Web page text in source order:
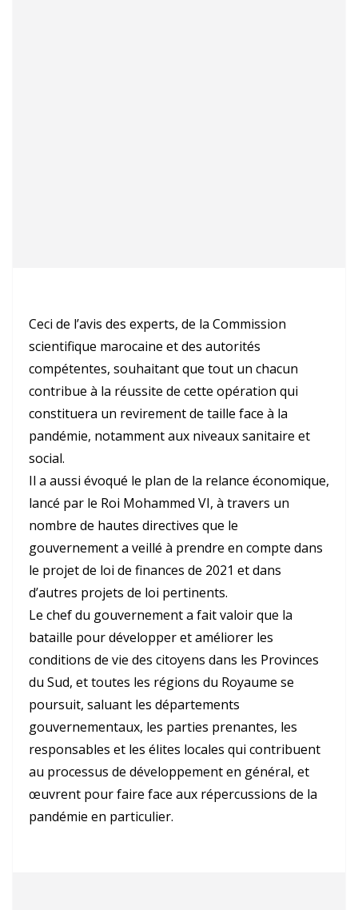
Ceci de l’avis des experts, de la Commission
scientifique marocaine et des autorités
compétentes, souhaitant que tout un chacun
contribue à la réussite de cette opération qui
constituera un revirement de taille face à la
pandémie, notamment aux niveaux sanitaire et
social.
Il a aussi évoqué le plan de la relance économique,
lancé par le Roi Mohammed VI, à travers un
nombre de hautes directives que le
gouvernement a veillé à prendre en compte dans
le projet de loi de finances de 2021 et dans
d’autres projets de loi pertinents.
Le chef du gouvernement a fait valoir que la
bataille pour développer et améliorer les
conditions de vie des citoyens dans les Provinces
du Sud, et toutes les régions du Royaume se
poursuit, saluant les départements
gouvernementaux, les parties prenantes, les
responsables et les élites locales qui contribuent
au processus de développement en général, et
œuvrent pour faire face aux répercussions de la
pandémie en particulier.